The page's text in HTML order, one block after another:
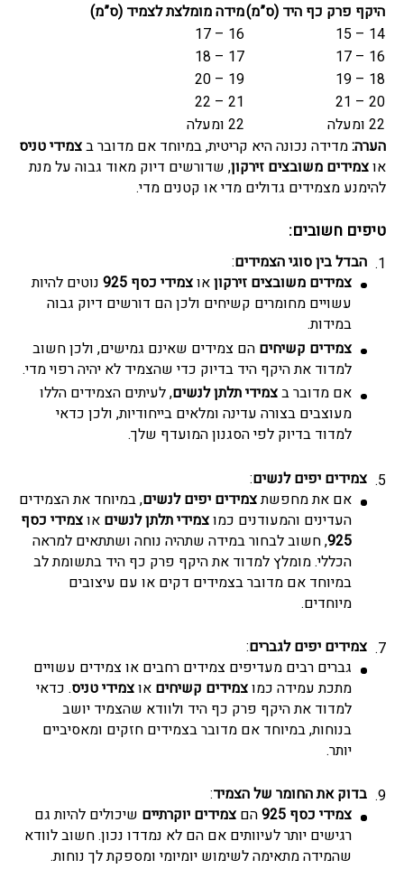
היקף פרק כף היד (ס”מ)מידה מומלצת לצמיד (ס”מ)
14 – 15
16 – 17
16 – 17
17 – 18
18 – 19
19 – 20
20 – 21
21 – 22
22 ומעלה
22 ומעלה
הערה:מדידה נכונה היא קריטית, במיוחד אם מדובר בצמידי טניס
אוצמידים משובצים זירקון, שדורשים דיוק מאוד גבוה על מנת
להימנע מצמידים גדולים מדי או קטנים מדי.
טיפים חשובים:
הבדל בין סוגי הצמידים:
צמידים משובצים זירקוןאוצמידי כסף 925
נוטים להיות
עשויים מחומרים קשיחים ולכן הם דורשים דיוק גבוה
במידות.
צמידים קשיחים הם צמידים שאינם גמישים, ולכן חשוב
למדוד את היקף היד בדיוק כדי שהצמיד לא יהיה רפוי מדי.
אם מדובר בצמידי תלתן לנשים, לעיתים הצמידים הללו
מעוצבים בצורה עדינה ומלאים בייחודיות, ולכן כדאי
למדוד בדיוק לפי הסגנון המועדף שלך.
צמידים יפים לנשים:
אם את מחפשתצמידים יפים לנשים, במיוחד את הצמידים
העדינים והמעודנים כמוצמידי תלתן לנשים אוצמידי כסף
925, חשוב לבחור במידה שתהיה נוחה ושתתאים למראה
הכללי. מומלץ למדוד את היקף פרק כף היד בתשומת לב
במיוחד אם מדובר בצמידים דקים או עם עיצובים
מיוחדים.
צמידים יפים לגברים:
גברים רבים מעדיפים צמידים רחבים או צמידים עשויים
מתכת עמידה כמוצמידים קשיחים אוצמידי טניס. כדאי
למדוד את היקף פרק כף היד ולוודא שהצמיד יושב
בנוחות, במיוחד אם מדובר בצמידים חזקים ומאסיביים
יותר.
בדוק את החומר של הצמיד:
צמידי כסף 925
הם צמידים יוקרתיים שיכולים להיות גם
רגישים יותר לעיוותים אם הם לא נמדדו נכון. חשוב לוודא
שהמידה מתאימה לשימוש יומיומי ומספקת לך נוחות.